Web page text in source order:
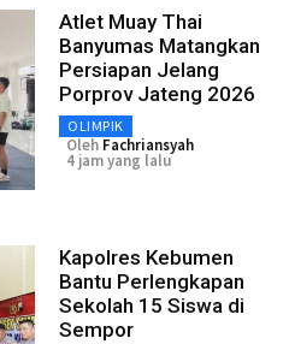
Atlet Muay Thai
Banyumas Matangkan
Persiapan Jelang
Porprov Jateng 2026
OLIMPIK
Oleh Fachriansyah
4 jam yang lalu
Kapolres Kebumen
Bantu Perlengkapan
Sekolah 15 Siswa di
Sempor